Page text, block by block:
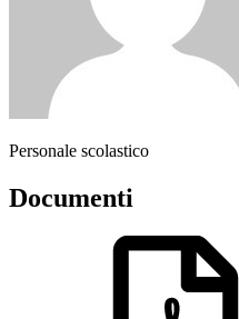
Personale scolastico
Documenti